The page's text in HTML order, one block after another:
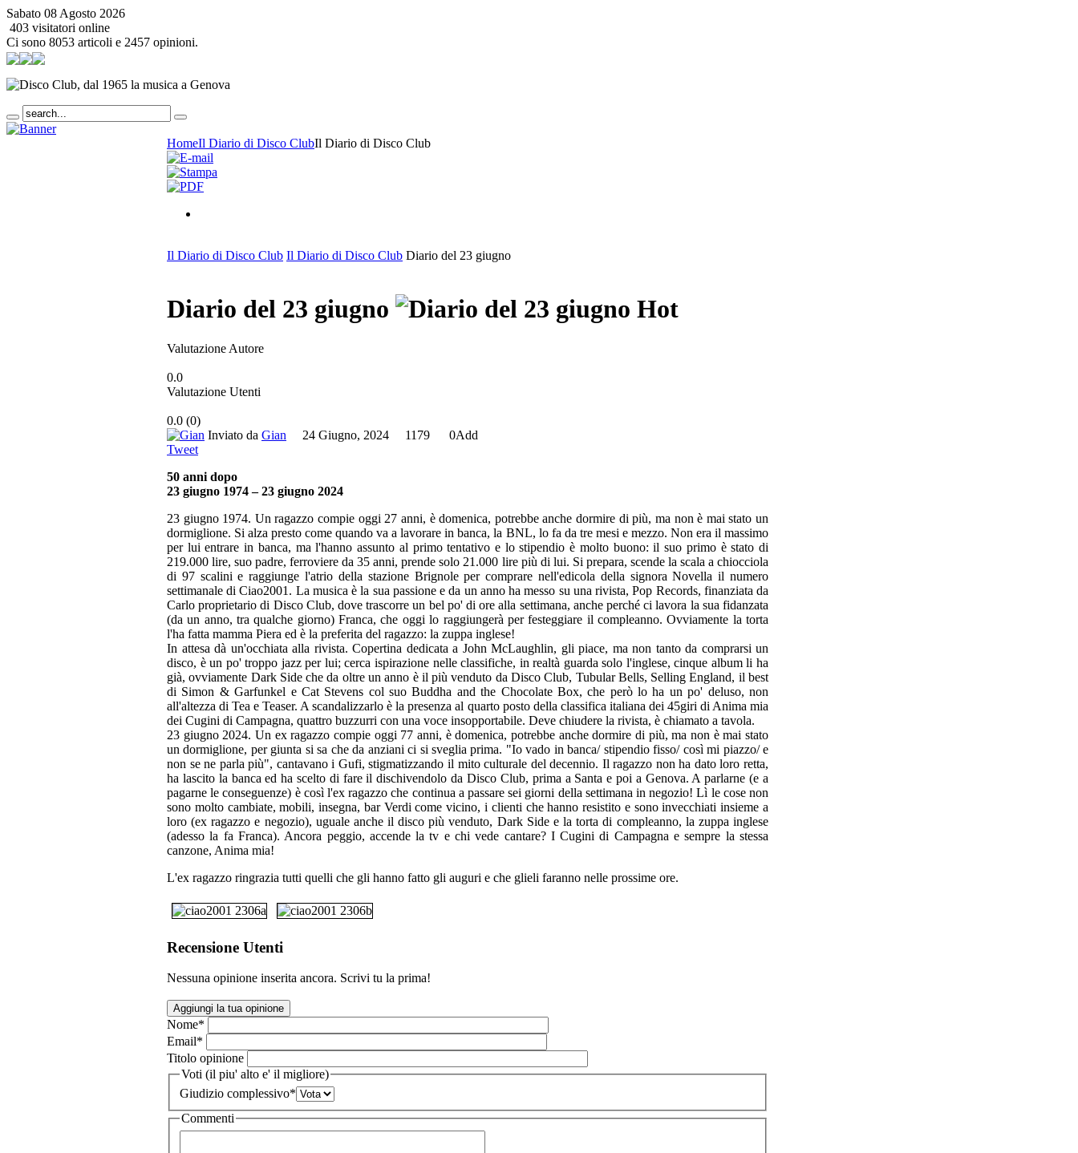
Sabato 08 Agosto 2026
403 visitatori online
Ci sono 8053 articoli e 2457 opinioni.
HomeIl Diario di Disco ClubIl Diario di Disco Club
Il Diario di Disco Club Il Diario di Disco Club Diario del 23 giugno
Diario del 23 giugno Hot
Valutazione Autore
0.0
Valutazione Utenti
0.0 (0)
Inviato da Gian 24 Giugno, 2024 1179 0Add
Tweet
50 anni dopo
23 giugno 1974 – 23 giugno 2024
23 giugno 1974. Un ragazzo compie oggi 27 anni, è domenica, potrebbe anche dormire di più, ma non è mai stato un
dormiglione. Si alza presto come quando va a lavorare in banca, la BNL, lo fa da tre mesi e mezzo. Non era il massimo
per lui entrare in banca, ma l'hanno assunto al primo tentativo e lo stipendio è molto buono: il suo primo è stato di
219.000 lire, suo padre, ferroviere da 35 anni, prende solo 21.000 lire più di lui. Si prepara, scende la scala a chiocciola
di 97 scalini e raggiunge l'atrio della stazione Brignole per comprare nell'edicola della signora Novella il numero
settimanale di Ciao2001. La musica è la sua passione e da un anno ha messo su una rivista, Pop Records, finanziata da
Carlo proprietario di Disco Club, dove trascorre un bel po' di ore alla settimana, anche perché ci lavora la sua fidanzata
(da un anno, tra qualche giorno) Franca, che oggi lo raggiungerà per festeggiare il compleanno. Ovviamente la torta
l'ha fatta mamma Piera ed è la preferita del ragazzo: la zuppa inglese!
In attesa dà un'occhiata alla rivista. Copertina dedicata a John McLaughlin, gli piace, ma non tanto da comprarsi un
disco, è un po' troppo jazz per lui; cerca ispirazione nelle classifiche, in realtà guarda solo l'inglese, cinque album li ha
già, ovviamente Dark Side che da oltre un anno è il più venduto da Disco Club, Tubular Bells, Selling England, il best
di Simon & Garfunkel e Cat Stevens col suo Buddha and the Chocolate Box, che però lo ha un po' deluso, non
all'altezza di Tea e Teaser. A scandalizzarlo è la presenza al quarto posto della classifica italiana dei 45giri di Anima mia
dei Cugini di Campagna, quattro buzzurri con una voce insopportabile. Deve chiudere la rivista, è chiamato a tavola.
23 giugno 2024. Un ex ragazzo compie oggi 77 anni, è domenica, potrebbe anche dormire di più, ma non è mai stato
un dormiglione, per giunta si sa che da anziani ci si sveglia prima. "Io vado in banca/ stipendio fisso/ così mi piazzo/ e
non se ne parla più", cantavano i Gufi, stigmatizzando il mito culturale del decennio. Il ragazzo non ha dato loro retta,
ha lascito la banca ed ha scelto di fare il dischivendolo da Disco Club, prima a Santa e poi a Genova. A parlarne (e a
pagarne le conseguenze) è così l'ex ragazzo che continua a passare sei giorni della settimana in negozio! Lì le cose non
sono molto cambiate, mobili, insegna, bar Verdi come vicino, i clienti che hanno resistito e sono invecchiati insieme a
loro (ex ragazzo e negozio), uguale anche il disco più venduto, Dark Side e la torta di compleanno, la zuppa inglese
(adesso la fa Franca). Ancora peggio, accende la tv e chi vede cantare? I Cugini di Campagna e sempre la stessa
canzone, Anima mia!
L'ex ragazzo ringrazia tutti quelli che gli hanno fatto gli auguri e che glieli faranno nelle prossime ore.
Recensione Utenti
Nessuna opinione inserita ancora. Scrivi tu la prima!
Aggiungi la tua opinione
Nome*
Email*
Titolo opinione
Voti (il piu' alto e' il migliore)
Giudizio complessivo*
Commenti